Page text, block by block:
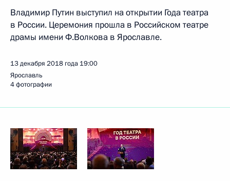
Владимир Путин выступил на открытии Года театра
в России. Церемония прошла в Российском театре
драмы имени Ф.Волкова в Ярославле.
13 декабря 2018 года 19:00
Ярославль
4 фотографии